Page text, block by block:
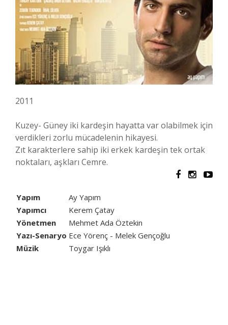
2011
Kuzey- Güney iki kardeşin hayatta var olabilmek için
verdikleri zorlu mücadelenin hikayesi.
Zıt karakterlere sahip iki erkek kardeşin tek ortak
noktaları, aşkları Cemre.
Yapım
Ay Yapım
Yapımcı
Kerem Çatay
Yönetmen
Mehmet Ada Öztekin
Yazı-Senaryo Ece Yörenç - Melek Gençoğlu
Müzik
Toygar Işıklı